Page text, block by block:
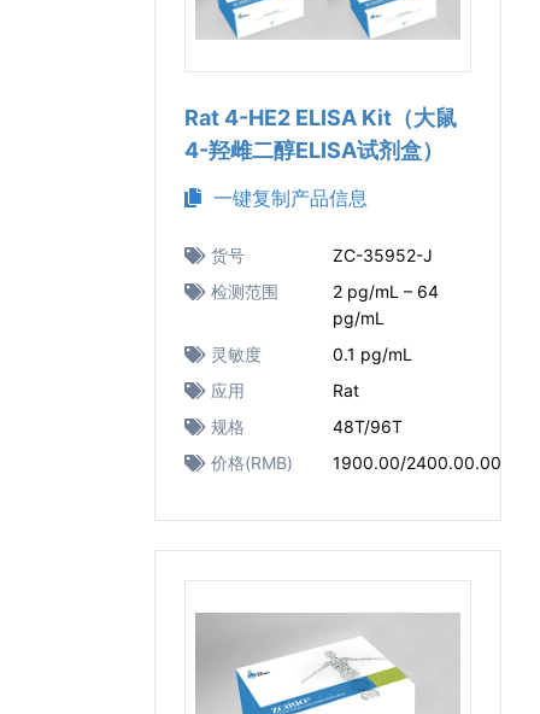
Rat 4-HE2 ELISA Kit（大鼠
4-羟雌二醇ELISA试剂盒）
一键复制产品信息
货号
ZC-35952-J
检测范围
2 pg/mL – 64
pg/mL
灵敏度
0.1 pg/mL
应用
Rat
规格
48T/96T
价格(RMB)
1900.00/2400.00.00